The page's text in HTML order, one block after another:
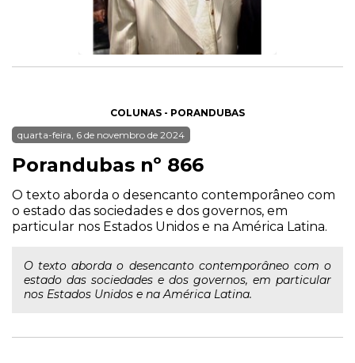
COLUNAS - PORANDUBAS
quarta-feira, 6 de novembro de 2024
Porandubas nº 866
O texto aborda o desencanto contemporâneo com
o estado das sociedades e dos governos, em
particular nos Estados Unidos e na América Latina.
O texto aborda o desencanto contemporâneo com o
estado das sociedades e dos governos, em particular
nos Estados Unidos e na América Latina.